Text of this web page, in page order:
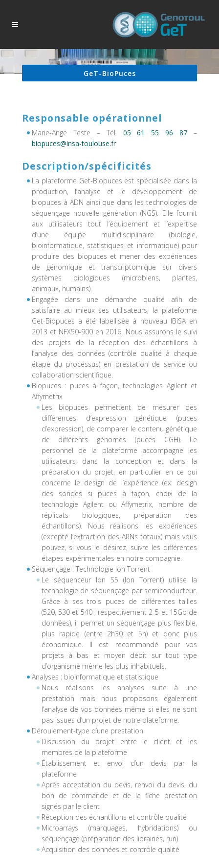
GeT-BioPuces
Responsable opérationnel
Marie-Ange Teste – Tél. 05 61 55 96 87 –
biopuces@insa-toulouse.fr
Description/spécificités
La plateforme Get-Biopuces est spécialisée dans la
production, l’analyse et le développement de
biopuces à ADN ainsi que dans les technologies de
séquençage nouvelle génération (NGS). Elle fournit
aux utilisateurs tout l’équipement et l’expertise
d’une équipe multidisciplinaire (biologie,
bioinformatique, statistiques et informatique) pour
produire des biopuces et mener des expériences
de génomique et transcriptomique sur divers
systèmes biologiques (microbiens, plantes,
animaux, humains).
Engagée dans une démarche qualité afin de
satisfaire au mieux ses utilisateurs, la plateforme
Get-Biopuces a été labellisée à nouveau IBiSA en
2013 et NFX50-900 en 2016. Nous assurons le suivi
des projets de la réception des échantillons à
l’analyse des données (contrôle qualité à chaque
étape du processus) en prestation de service ou
collaboration scientifique.
Biopuces : puces à façon, technologies Agilent et
Affymetrix
Les biopuces permettent de mesurer des
différences d’expression génétique (puces
d’expression), de comparer le contenu génétique
de différents génomes (puces CGH). Le
personnel de la plateforme accompagne les
utilisateurs dans la conception et dans la
préparation du projet, en particulier en ce qui
concerne le design de l’expérience (ex: design
des sondes si puces à façon, choix de la
technologie Agilent ou Affymetrix, nombre de
réplicats biologiques, préparation des
échantillons). Nous réalisons les expériences
(excepté l’extraction des ARNs totaux) mais vous
pouvez, si vous le désirez, suivre les différentes
étapes expérimentales en notre compagnie.
Séquençage : Technologie Ion Torrent
Le séquenceur Ion S5 (Ion Torrent) utilise la
technologie de séquençage par semiconducteur.
Grâce à ses trois puces de différentes tailles
(520, 530 et 540 ; respectivement 2-5 et 15Gb de
données), il permet un séquençage plus flexible,
plus rapide (entre 2h30 et 5h) et donc plus
économique. Il est recommandé pour vos
projets à bas et moyen débit sur tout type
d’organisme même les plus inhabituels.
Analyses : bioinformatique et statistique
Nous réalisons les analyses suite à une
prestation mais nous proposons également
l’analyse de vos données même si elles ne sont
pas issues d’un projet de notre plateforme.
Déroulement-type d’une prestation
Discussion du projet entre le client et les
membres de la plateforme
Établissement et envoi d’un devis par la
plateforme
Après acceptation du devis, renvoi du devis, du
bon de commande et de la fiche prestation
signés par le client
Réception des échantillons et contrôle qualité
Microarrays (marquages, hybridations) ou
séquençage (préparation des librairies, run)
Acquisition des données et contrôle qualité